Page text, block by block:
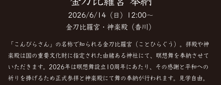
2026/6/14（日）12:00〜
金刀比羅宮・神楽殿（香川）
「こんぴらさん」の名称で知られる金刀比羅宮（ことひらぐう）。拝殿や神
楽殿は国の重要文化財に指定された由緒ある神社にて、瞑想舞を奉納させて
いただきます。2026年は瞑想舞設立10周年にあたり、その感謝と平和への
祈りを捧げるため正式参拝と神楽殿にて舞の奉納が行われます。見学自由。